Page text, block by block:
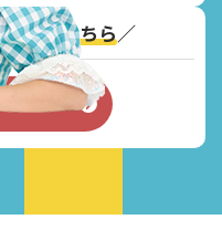
わせはこちら／
ーム